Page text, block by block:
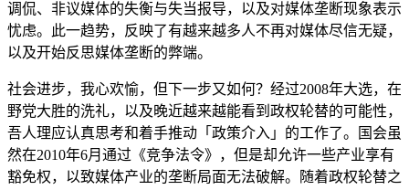
调侃、非议媒体的失衡与失当报导，以及对媒体垄断现象表示
忧虑。此一趋势，反映了有越来越多人不再对媒体尽信无疑，
以及开始反思媒体垄断的弊端。
社会进步，我心欢愉，但下一步又如何？经过2008年大选，在
野党大胜的洗礼，以及晚近越来越能看到政权轮替的可能性，
吾人理应认真思考和着手推动「政策介入」的工作了。国会虽
然在2010年6月通过《竞争法令》，但是却允许一些产业享有
豁免权，以致媒体产业的垄断局面无法破解。随着政权轮替之